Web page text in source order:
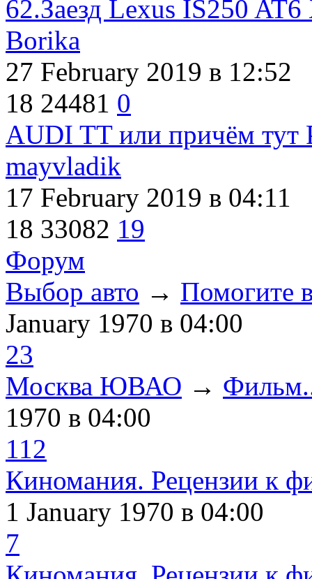
62.Заезд Lexus IS250
Borika
27 February 2019 в 12:52
18 24481 0
AUDI TT или причём тут
mayvladik
17 February 2019 в 04:11
18 33082 19
Форум
Выбор авто → Помогите
January 1970 в 04:00
23
Москва ЮВАО →
1970 в 04:00
112
Киномания. Рецензии к
1 January 1970 в 04:00
7